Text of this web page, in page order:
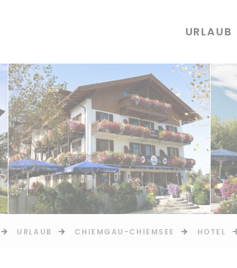
URLAUB
URLAUB CHIEMGAU-CHIEMSEE HOTEL